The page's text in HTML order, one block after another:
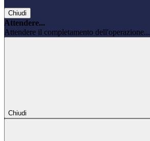
Chiudi
Attendere...
Attendere il completamento dell'operazione...
Chiudi